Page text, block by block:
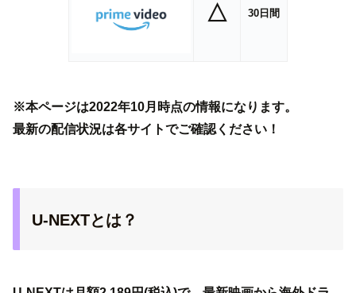
△ 30日間
※本ページは2022年10月時点の情報になります。
最新の配信状況は各サイトでご確認ください！
U-NEXTとは？